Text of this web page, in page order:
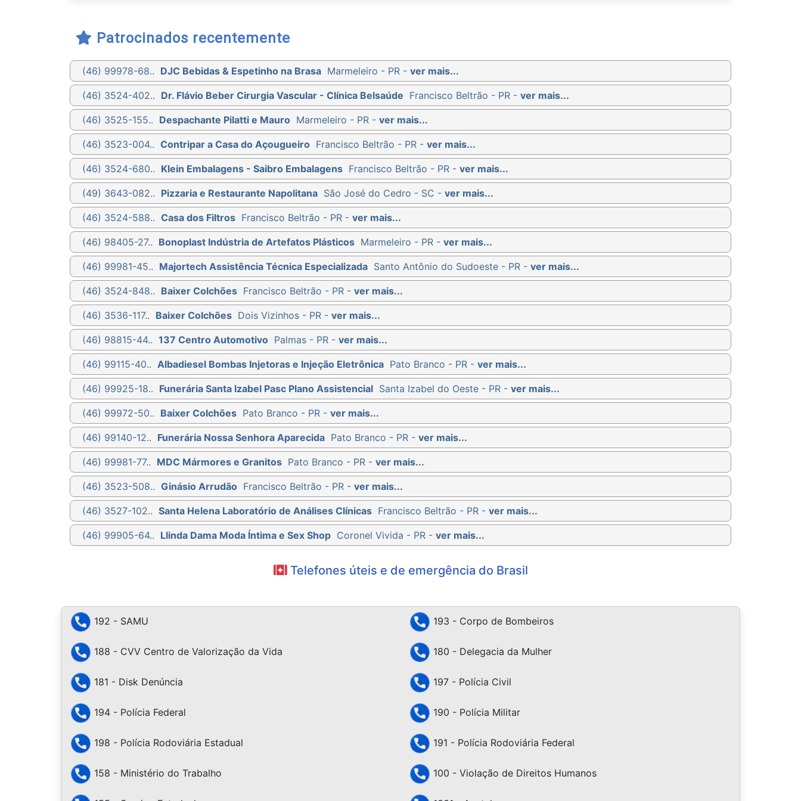
Patrocinados recentemente
(46) 99978-68.. DJC Bebidas & Espetinho na Brasa Marmeleiro - PR - ver mais...
(46) 3524-402.. Dr. Flávio Beber Cirurgia Vascular - Clínica Belsaúde Francisco Beltrão - PR - ver mais...
(46) 3525-155.. Despachante Pilatti e Mauro Marmeleiro - PR - ver mais...
(46) 3523-004.. Contripar a Casa do Açougueiro Francisco Beltrão - PR - ver mais...
(46) 3524-680.. Klein Embalagens - Saibro Embalagens Francisco Beltrão - PR - ver mais...
(49) 3643-082.. Pizzaria e Restaurante Napolitana São José do Cedro - SC - ver mais...
(46) 3524-588.. Casa dos Filtros Francisco Beltrão - PR - ver mais...
(46) 98405-27.. Bonoplast Indústria de Artefatos Plásticos Marmeleiro - PR - ver mais...
(46) 99981-45.. Majortech Assistência Técnica Especializada Santo Antônio do Sudoeste - PR - ver mais...
(46) 3524-848.. Baixer Colchões Francisco Beltrão - PR - ver mais...
(46) 3536-117.. Baixer Colchões Dois Vizinhos - PR - ver mais...
(46) 98815-44.. 137 Centro Automotivo Palmas - PR - ver mais...
(46) 99115-40.. Albadiesel Bombas Injetoras e Injeção Eletrônica Pato Branco - PR - ver mais...
(46) 99925-18.. Funerária Santa Izabel Pasc Plano Assistencial Santa Izabel do Oeste - PR - ver mais...
(46) 99972-50.. Baixer Colchões Pato Branco - PR - ver mais...
(46) 99140-12.. Funerária Nossa Senhora Aparecida Pato Branco - PR - ver mais...
(46) 99981-77.. MDC Mármores e Granitos Pato Branco - PR - ver mais...
(46) 3523-508.. Ginásio Arrudão Francisco Beltrão - PR - ver mais...
(46) 3527-102.. Santa Helena Laboratório de Análises Clínicas Francisco Beltrão - PR - ver mais...
(46) 99905-64.. Llinda Dama Moda Íntima e Sex Shop Coronel Vivida - PR - ver mais...
Telefones úteis e de emergência do Brasil
192 - SAMU 193 - Corpo de Bombeiros
188 - CVV Centro de Valorização da Vida 180 - Delegacia da Mulher
181 - Disk Denúncia 197 - Polícia Civil
194 - Polícia Federal 190 - Polícia Militar
198 - Polícia Rodoviária Estadual 191 - Polícia Rodoviária Federal
158 - Ministério do Trabalho 100 - Violação de Direitos Humanos